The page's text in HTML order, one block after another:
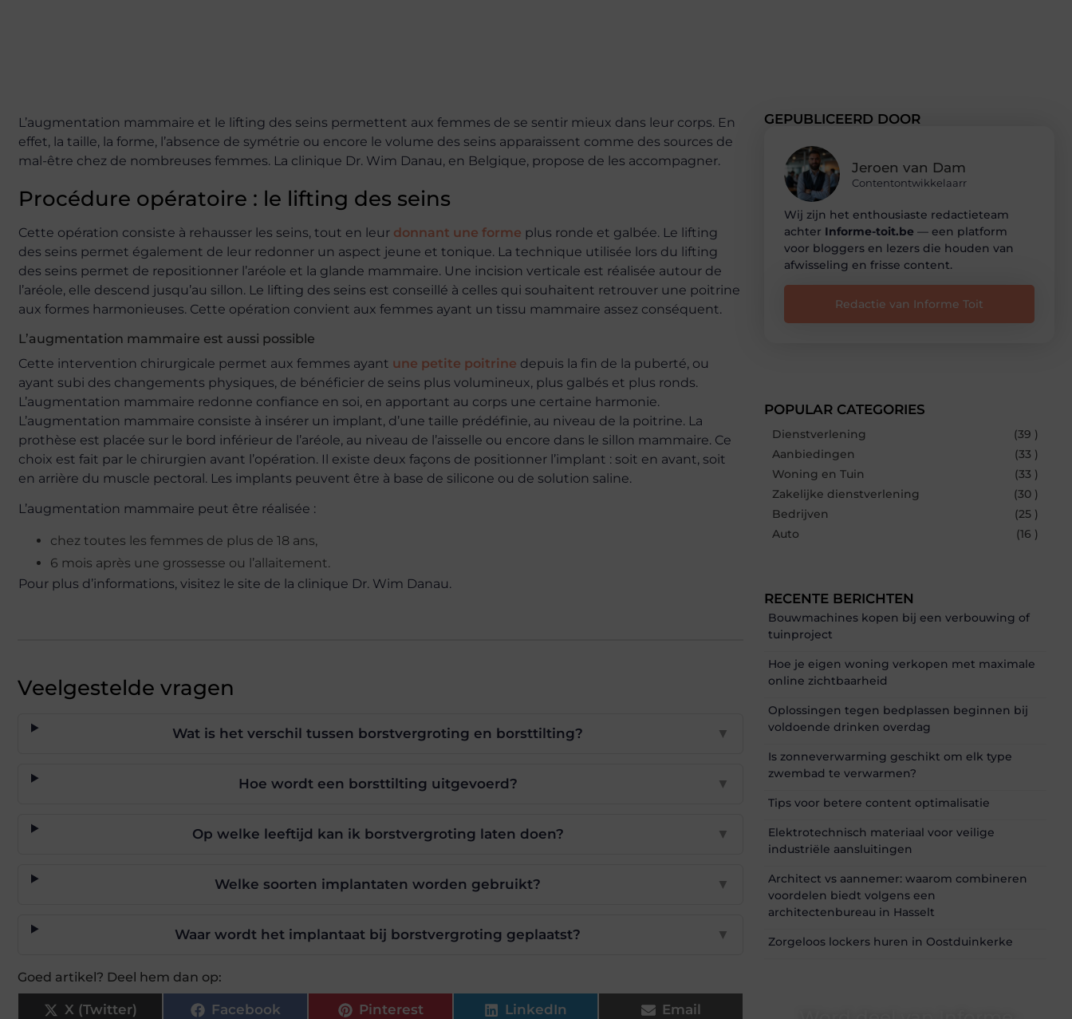
L’augmentation mammaire et le lifting des seins permettent aux femmes de se sentir mieux dans leur corps. En
effet, la taille, la forme, l’absence de symétrie ou encore le volume des seins apparaissent comme des sources de
mal-être chez de nombreuses femmes. La clinique Dr. Wim Danau, en Belgique, propose de les accompagner.
Procédure opératoire : le lifting des seins
Cette opération consiste à rehausser les seins, tout en leur donnant une forme plus ronde et galbée. Le lifting
des seins permet également de leur redonner un aspect jeune et tonique. La technique utilisée lors du lifting
des seins permet de repositionner l’aréole et la glande mammaire. Une incision verticale est réalisée autour de
l’aréole, elle descend jusqu’au sillon. Le lifting des seins est conseillé à celles qui souhaitent retrouver une poitrine
aux formes harmonieuses. Cette opération convient aux femmes ayant un tissu mammaire assez conséquent.
L’augmentation mammaire est aussi possible
Cette intervention chirurgicale permet aux femmes ayant une petite poitrine depuis la fin de la puberté, ou
ayant subi des changements physiques, de bénéficier de seins plus volumineux, plus galbés et plus ronds.
L’augmentation mammaire redonne confiance en soi, en apportant au corps une certaine harmonie.
L’augmentation mammaire consiste à insérer un implant, d’une taille prédéfinie, au niveau de la poitrine. La
prothèse est placée sur le bord inférieur de l’aréole, au niveau de l’aisselle ou encore dans le sillon mammaire. Ce
choix est fait par le chirurgien avant l’opération. Il existe deux façons de positionner l’implant : soit en avant, soit
en arrière du muscle pectoral. Les implants peuvent être à base de silicone ou de solution saline.
L’augmentation mammaire peut être réalisée :
chez toutes les femmes de plus de 18 ans,
6 mois après une grossesse ou l’allaitement.
Pour plus d’informations, visitez le site de la clinique Dr. Wim Danau.
Veelgestelde vragen
Wat is het verschil tussen borstvergroting en borsttilting? ▼
Hoe wordt een borsttilting uitgevoerd? ▼
Op welke leeftijd kan ik borstvergroting laten doen? ▼
Welke soorten implantaten worden gebruikt? ▼
Waar wordt het implantaat bij borstvergroting geplaatst? ▼
Goed artikel? Deel hem dan op:
X (Twitter) Facebook Pinterest LinkedIn Email
GEPUBLICEERD DOOR
Jeroen van Dam
Contentontwikkelaarr
Wij zijn het enthousiaste redactieteam
achter Informe-toit.be — een platform
voor bloggers en lezers die houden van
afwisseling en frisse content.
Redactie van Informe Toit
POPULAR CATEGORIES
Dienstverlening
(39 )
Aanbiedingen
(33 )
Woning en Tuin
(33 )
Zakelijke dienstverlening
(30 )
Bedrijven
(25 )
Auto
(16 )
RECENTE BERICHTEN
Bouwmachines kopen bij een verbouwing of
tuinproject
Hoe je eigen woning verkopen met maximale
online zichtbaarheid
Oplossingen tegen bedplassen beginnen bij
voldoende drinken overdag
Is zonneverwarming geschikt om elk type
zwembad te verwarmen?
Tips voor betere content optimalisatie
Elektrotechnisch materiaal voor veilige
industriële aansluitingen
Architect vs aannemer: waarom combineren
voordelen biedt volgens een
architectenbureau in Hasselt
Zorgeloos lockers huren in Oostduinkerke